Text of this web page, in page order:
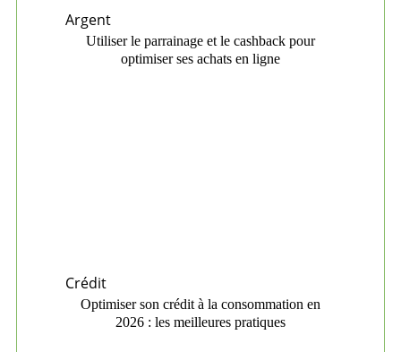
Argent
Utiliser le parrainage et le cashback pour
optimiser ses achats en ligne
Crédit
Optimiser son crédit à la consommation en
2026 : les meilleures pratiques